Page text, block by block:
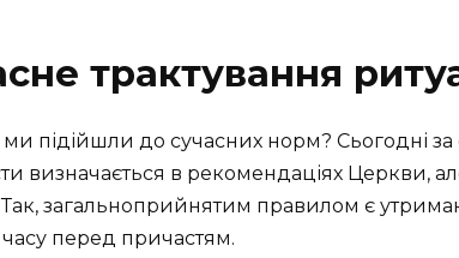
трактування
підійшли до сучасних норм? Сьогодні
визначається в рекомендаціях Церкви,
загальноприйнятим правилом є
перед причастям.